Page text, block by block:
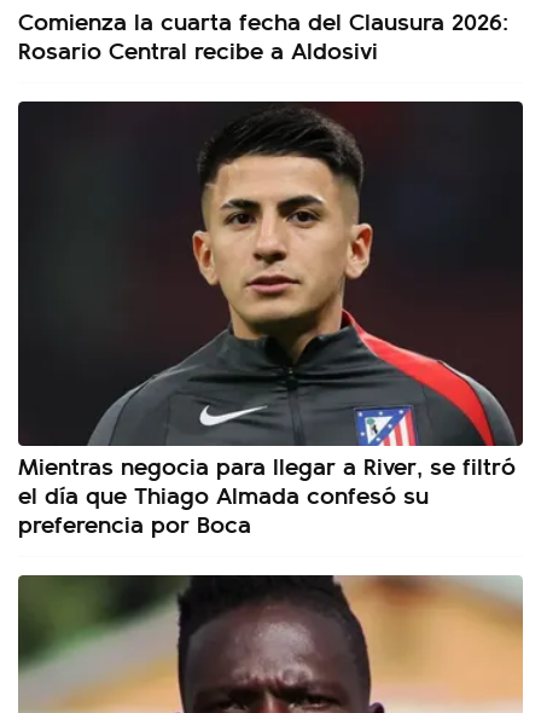
Comienza la cuarta fecha del Clausura 2026:
Rosario Central recibe a Aldosivi
Mientras negocia para llegar a River, se filtró
el día que Thiago Almada confesó su
preferencia por Boca